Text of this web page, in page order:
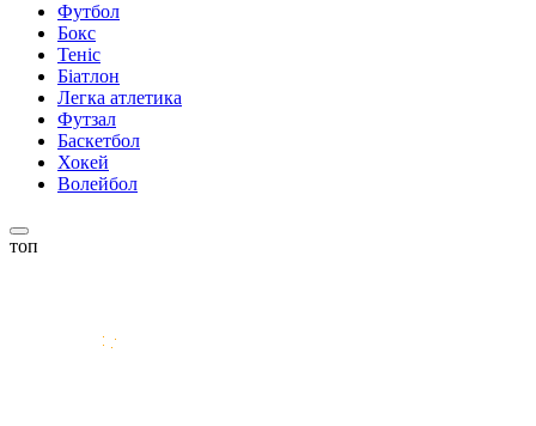
Футбол
Бокс
Теніс
Біатлон
Легка атлетика
Футзал
Баскетбол
Хокей
Волейбол
топ